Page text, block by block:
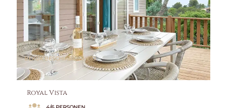
BEKIJK BESCHIKBAARHEID
Royal Vista